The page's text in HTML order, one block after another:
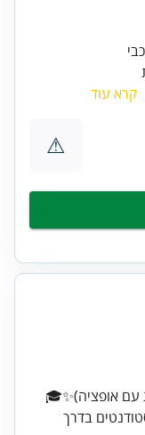
קרא עוד
⚠
בדרך